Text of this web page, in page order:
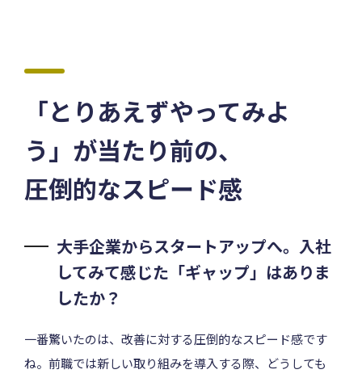
「とりあえずやってみよ
う」が当たり前の、
圧倒的なスピード感
大手企業からスタートアップへ。入社
してみて感じた「ギャップ」はありま
したか？
一番驚いたのは、改善に対する圧倒的なスピード感です
ね。前職では新しい取り組みを導入する際、どうしても